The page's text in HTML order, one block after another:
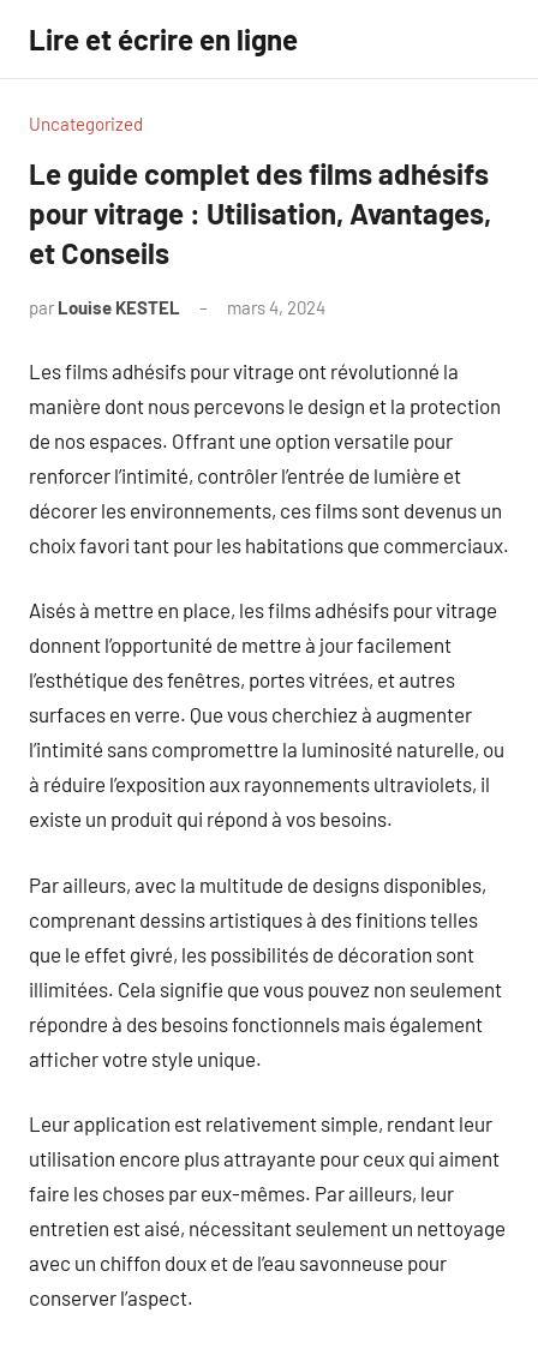
contenu
Lire et écrire en ligne
Uncategorized
Le guide complet des films adhésifs
pour vitrage : Utilisation, Avantages,
et Conseils
par Louise KESTEL mars 4, 2024
Les films adhésifs pour vitrage ont révolutionné la
manière dont nous percevons le design et la protection
de nos espaces. Offrant une option versatile pour
renforcer l’intimité, contrôler l’entrée de lumière et
décorer les environnements, ces films sont devenus un
choix favori tant pour les habitations que commerciaux.
Aisés à mettre en place, les films adhésifs pour vitrage
donnent l’opportunité de mettre à jour facilement
l’esthétique des fenêtres, portes vitrées, et autres
surfaces en verre. Que vous cherchiez à augmenter
l’intimité sans compromettre la luminosité naturelle, ou
à réduire l’exposition aux rayonnements ultraviolets, il
existe un produit qui répond à vos besoins.
Par ailleurs, avec la multitude de designs disponibles,
comprenant dessins artistiques à des finitions telles
que le effet givré, les possibilités de décoration sont
illimitées. Cela signifie que vous pouvez non seulement
répondre à des besoins fonctionnels mais également
afficher votre style unique.
Leur application est relativement simple, rendant leur
utilisation encore plus attrayante pour ceux qui aiment
faire les choses par eux-mêmes. Par ailleurs, leur
entretien est aisé, nécessitant seulement un nettoyage
avec un chiffon doux et de l’eau savonneuse pour
conserver l’aspect.